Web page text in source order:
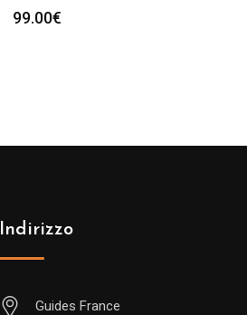
99.00€
Indirizzo
Guides France